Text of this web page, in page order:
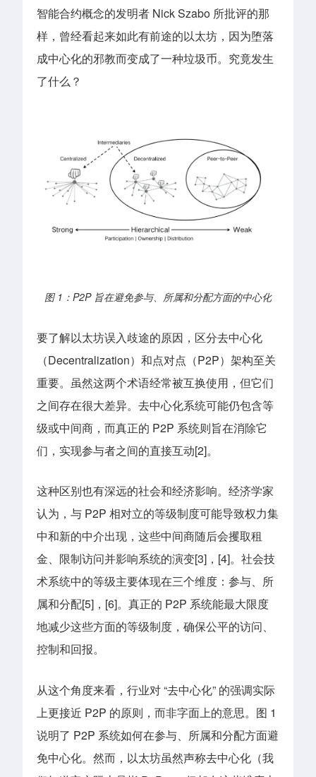
智能合约概念的发明者 Nick Szabo 所批评的那
样，曾经看起来如此有前途的以太坊，因为堕落
成中心化的邪教而变成了一种垃圾币。究竟发生
了什么？
图 1：P2P 旨在避免参与、所属和分配方面的中心化
要了解以太坊误入歧途的原因，区分去中心化
（Decentralization）和点对点（P2P）架构至关
重要。虽然这两个术语经常被互换使用，但它们
之间存在很大差异。去中心化系统可能仍包含等
级或中间商，而真正的 P2P 系统则旨在消除它
们，实现参与者之间的直接互动[2]。
这种区别也有深远的社会和经济影响。经济学家
认为，与 P2P 相对立的等级制度可能导致权力集
中和新的中介出现，这些中间商随后会攫取租
金、限制访问并影响系统的演变[3]，[4]。社会技
术系统中的等级主要体现在三个维度：参与、所
属和分配[5]，[6]。真正的 P2P 系统能最大限度
地减少这些方面的等级制度，确保公平的访问、
控制和回报。
从这个角度来看，行业对 “去中心化” 的强调实际
上更接近 P2P 的原则，而非字面上的意思。图 1
说明了 P2P 系统如何在参与、所属和分配方面避
免中心化。然而，以太坊虽然声称去中心化（我